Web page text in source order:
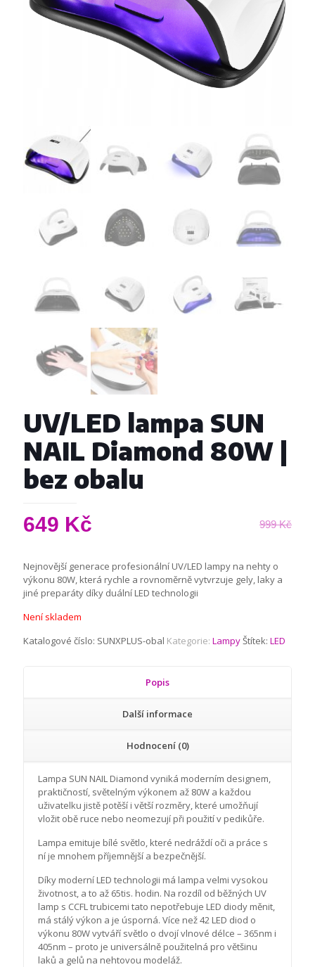
UV/LED lampa SUN
NAIL Diamond 80W |
bez obalu
999Kč
649 Kč
Nejnovější generace profesionální UV/LED lampy na nehty o
výkonu 80W, která rychle a rovnoměrně vytvrzuje gely, laky a
jiné preparáty díky duální LED technologii
Není skladem
Katalogové číslo: SUNXPLUS-obal Kategorie: LampyŠtítek: LED
Popis
Další informace
Hodnocení (0)
Lampa SUN NAIL Diamond vyniká moderním designem,
praktičností, světelným výkonem až 80W a každou
uživatelku jistě potěší i větší rozměry, které umožňují
vložit obě ruce nebo neomezují při použití v pedikůře.
Lampa emituje bílé světlo, které nedráždí oči a práce s
ní je mnohem příjemnější a bezpečnější.
Díky moderní LED technologii má lampa velmi vysokou
životnost, a to až 65tis. hodin. Na rozdíl od běžných UV
lamp s CCFL trubicemi tato nepotřebuje LED diody měnit,
má stálý výkon a je úsporná. Více než 42 LED diod o
výkonu 80W vytváří světlo o dvojí vlnové délce – 365nm i
405nm – proto je universálně použitelná pro většinu
laků a gelů na nehtovou modeláž.